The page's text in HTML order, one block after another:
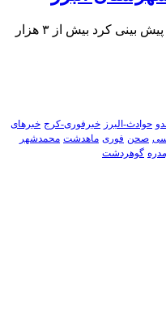
مدیر جهاد کشاورزی شهرستان البرز پیش بینی کرد بیش از ۳ هزار
حوادث-البرز خبرفوری-کرج خبرهای
صحن فوری ماهدشت محمدشهر
گوهردشت